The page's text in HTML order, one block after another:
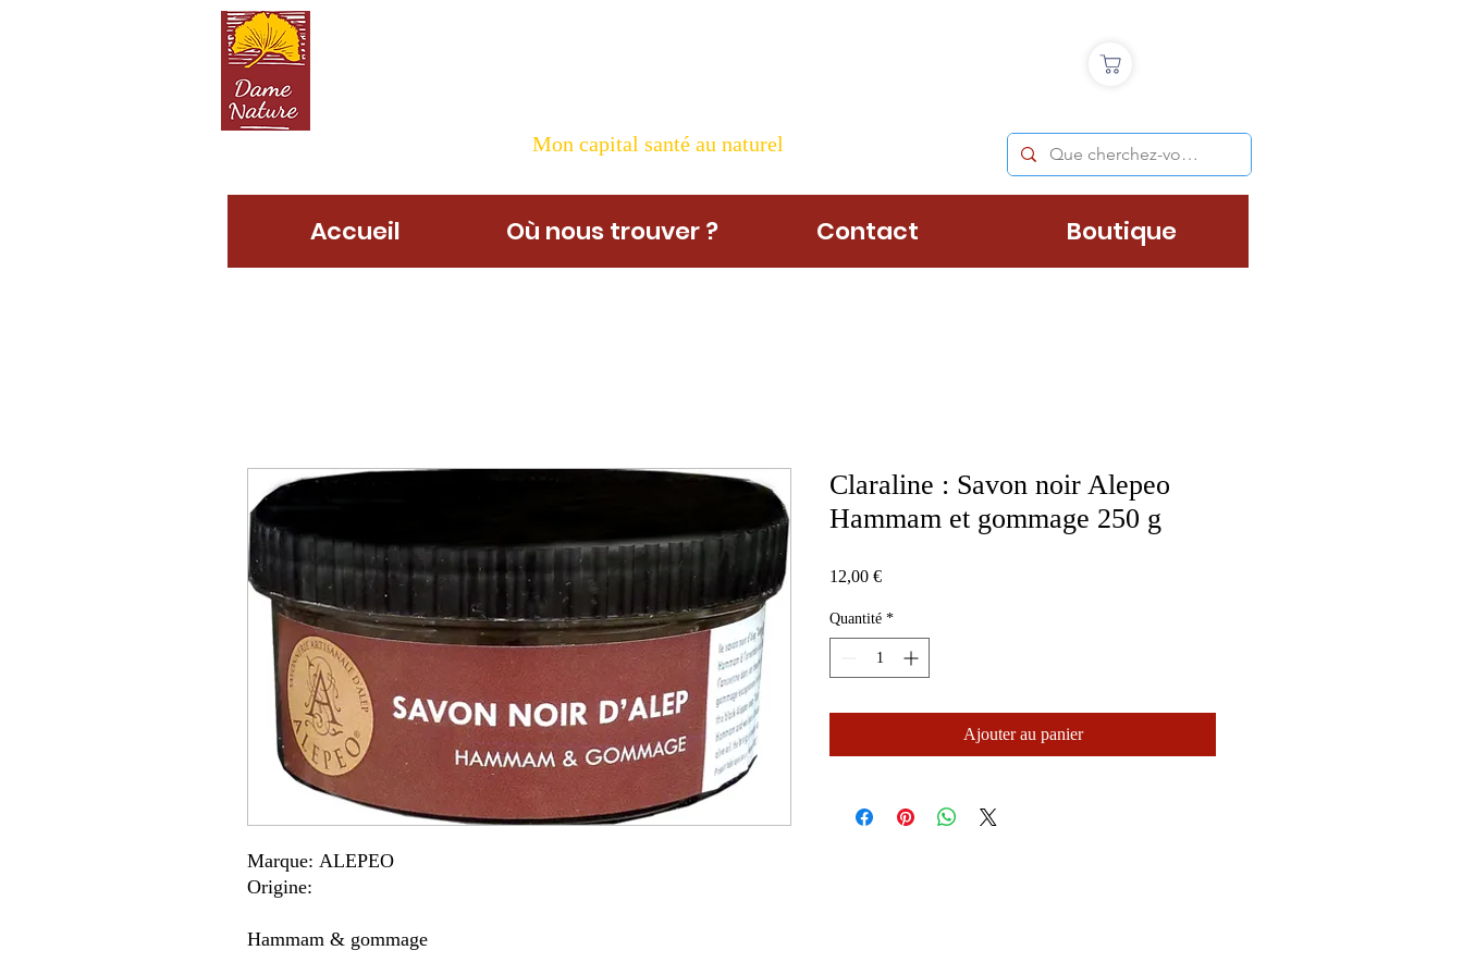
Mon capital santé au naturel
Accueil Où nous trouver ? Contact Boutique
Marque: ALEPEO
Origine:
Hammam & gommage
Claraline : Savon noir Alepeo
Hammam et gommage 250 g
12,00 €Prix
Quantité *
Ajouter au panier